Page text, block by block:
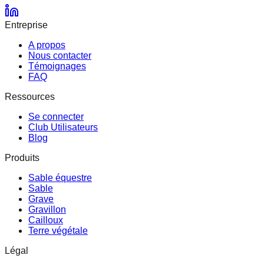
Entreprise
A propos
Nous contacter
Témoignages
FAQ
Ressources
Se connecter
Club Utilisateurs
Blog
Produits
Sable équestre
Sable
Grave
Gravillon
Cailloux
Terre végétale
Légal